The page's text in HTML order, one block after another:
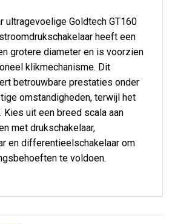
ultragevoelige Goldtech GT160
heeft een
grotere diameter en is voorzien
klikmechanisme. Dit
betrouwbare prestaties onder
omstandigheden, terwijl het
uit een breed scala aan
met drukschakelaar,
en differentieelschakelaar om
te voldoen.